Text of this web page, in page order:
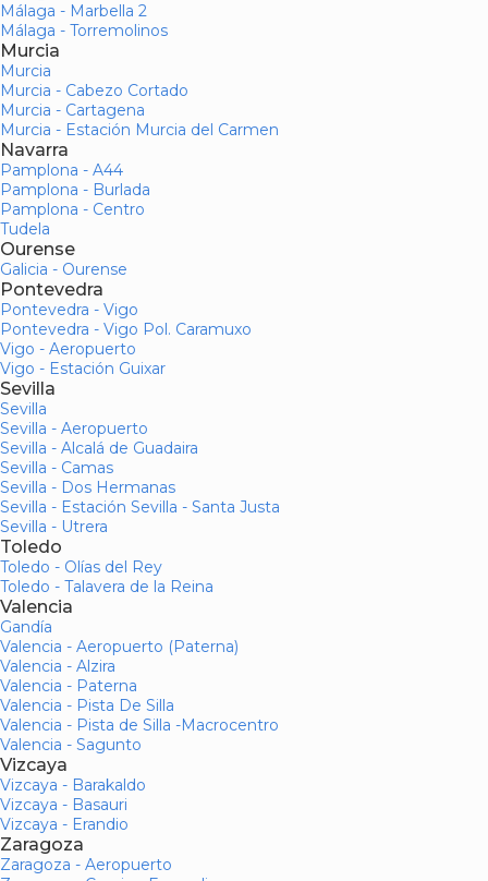
Málaga - Marbella 2
Málaga - Torremolinos
Murcia
Murcia
Murcia - Cabezo Cortado
Murcia - Cartagena
Murcia - Estación Murcia del Carmen
Navarra
Pamplona - A44
Pamplona - Burlada
Pamplona - Centro
Tudela
Ourense
Galicia - Ourense
Pontevedra
Pontevedra - Vigo
Pontevedra - Vigo Pol. Caramuxo
Vigo - Aeropuerto
Vigo - Estación Guixar
Sevilla
Sevilla
Sevilla - Aeropuerto
Sevilla - Alcalá de Guadaira
Sevilla - Camas
Sevilla - Dos Hermanas
Sevilla - Estación Sevilla - Santa Justa
Sevilla - Utrera
Toledo
Toledo - Olías del Rey
Toledo - Talavera de la Reina
Valencia
Gandía
Valencia - Aeropuerto (Paterna)
Valencia - Alzira
Valencia - Paterna
Valencia - Pista De Silla
Valencia - Pista de Silla -Macrocentro
Valencia - Sagunto
Vizcaya
Vizcaya - Barakaldo
Vizcaya - Basauri
Vizcaya - Erandio
Zaragoza
Zaragoza - Aeropuerto